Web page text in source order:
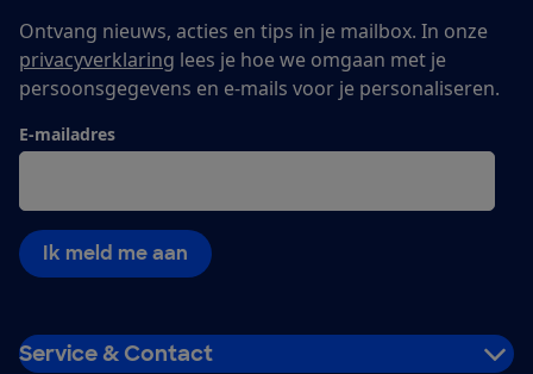
Ontvang nieuws, acties en tips in je mailbox. In onze
privacyverklaring lees je hoe we omgaan met je
persoonsgegevens en e-mails voor je personaliseren.
E-mailadres
Ik meld me aan
Service & Contact